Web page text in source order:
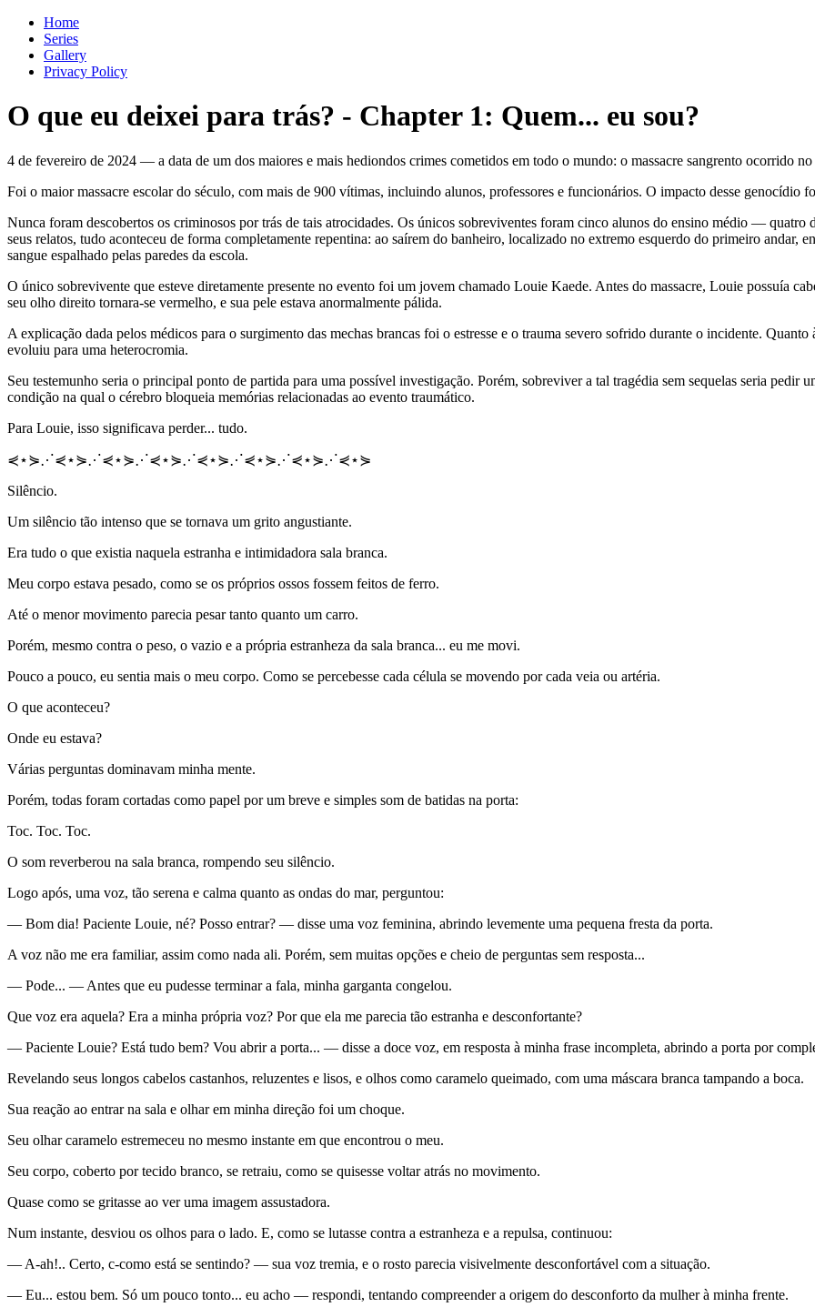
Home
Series
Gallery
Privacy Policy
O que eu deixei para trás? - Chapter 1: Quem... eu sou?
4 de fevereiro de 2024 — a data de um dos maiores e mais hediondos crimes cometidos em todo o mundo: o massacre sangrento ocorrido
Foi o maior massacre escolar do século, com mais de 900 vítimas, incluindo alunos, professores e funcionários. O impacto desse genocídio
Nunca foram descobertos os criminosos por trás de tais atrocidades. Os únicos sobreviventes foram cinco alunos do ensino médio — quatro
seus relatos, tudo aconteceu de forma completamente repentina: ao saírem do banheiro, localizado no extremo esquerdo do primeiro andar,
sangue espalhado pelas paredes da escola.
O único sobrevivente que esteve diretamente presente no evento foi um jovem chamado Louie Kaede. Antes do massacre, Louie possuía
seu olho direito tornara-se vermelho, e sua pele estava anormalmente pálida.
A explicação dada pelos médicos para o surgimento das mechas brancas foi o estresse e o trauma severo sofrido durante o incidente.
evoluiu para uma heterocromia.
Seu testemunho seria o principal ponto de partida para uma possível investigação. Porém, sobreviver a tal tragédia sem sequelas seria
condição na qual o cérebro bloqueia memórias relacionadas ao evento traumático.
Para Louie, isso significava perder... tudo.
⋞⋆⋟⋰⋞⋆⋟⋰⋞⋆⋟⋰⋞⋆⋟⋰⋞⋆⋟⋰⋞⋆⋟⋰⋞⋆⋟⋰⋞⋆⋟
Silêncio.
Um silêncio tão intenso que se tornava um grito angustiante.
Era tudo o que existia naquela estranha e intimidadora sala branca.
Meu corpo estava pesado, como se os próprios ossos fossem feitos de ferro.
Até o menor movimento parecia pesar tanto quanto um carro.
Porém, mesmo contra o peso, o vazio e a própria estranheza da sala branca... eu me movi.
Pouco a pouco, eu sentia mais o meu corpo. Como se percebesse cada célula se movendo por cada veia ou artéria.
O que aconteceu?
Onde eu estava?
Várias perguntas dominavam minha mente.
Porém, todas foram cortadas como papel por um breve e simples som de batidas na porta:
Toc. Toc. Toc.
O som reverberou na sala branca, rompendo seu silêncio.
Logo após, uma voz, tão serena e calma quanto as ondas do mar, perguntou:
— Bom dia! Paciente Louie, né? Posso entrar? — disse uma voz feminina, abrindo levemente uma pequena fresta da porta.
A voz não me era familiar, assim como nada ali. Porém, sem muitas opções e cheio de perguntas sem resposta...
— Pode... — Antes que eu pudesse terminar a fala, minha garganta congelou.
Que voz era aquela? Era a minha própria voz? Por que ela me parecia tão estranha e desconfortante?
— Paciente Louie? Está tudo bem? Vou abrir a porta... — disse a doce voz, em resposta à minha frase incompleta, abrindo a porta por
Revelando seus longos cabelos castanhos, reluzentes e lisos, e olhos como caramelo queimado, com uma máscara branca tampando a boca.
Sua reação ao entrar na sala e olhar em minha direção foi um choque.
Seu olhar caramelo estremeceu no mesmo instante em que encontrou o meu.
Seu corpo, coberto por tecido branco, se retraiu, como se quisesse voltar atrás no movimento.
Quase como se gritasse ao ver uma imagem assustadora.
Num instante, desviou os olhos para o lado. E, como se lutasse contra a estranheza e a repulsa, continuou:
— A-ah!.. Certo, c-como está se sentindo? — sua voz tremia, e o rosto parecia visivelmente desconfortável com a situação.
— Eu... estou bem. Só um pouco tonto... eu acho — respondi, tentando compreender a origem do desconforto da mulher à minha frente.